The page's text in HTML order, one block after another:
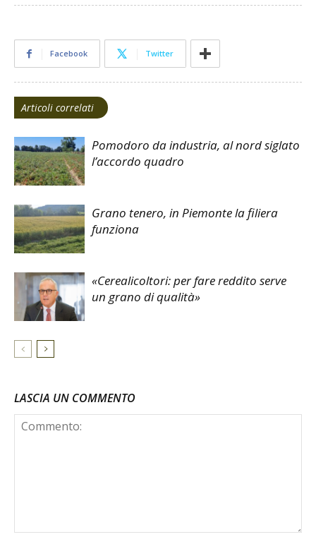
Facebook Twitter
Articoli correlati
Pomodoro da industria, al nord siglato
l’accordo quadro
Grano tenero, in Piemonte la filiera
funziona
«Cerealicoltori: per fare reddito serve
un grano di qualità»
LASCIA UN COMMENTO